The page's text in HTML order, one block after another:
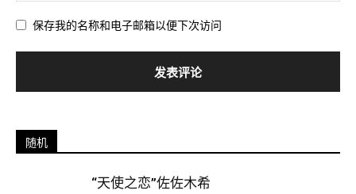
保存我的名称和电子邮箱以便下次访问
随机
“天使之恋”佐佐木希